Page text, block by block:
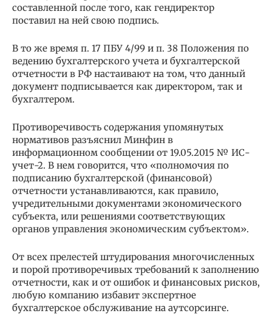
составленной после того, как гендиректор
поставил на ней свою подпись.
В то же время п. 17 ПБУ 4/99 и п. 38 Положения по
ведению бухгалтерского учета и бухгалтерской
отчетности в РФ настаивают на том, что данный
документ подписывается как директором, так и
бухгалтером.
Противоречивость содержания упомянутых
нормативов разъяснил Минфин в
информационном сообщении от 19.05.2015 № ИС-
учет-2. В нем говорится, что «полномочия по
подписанию бухгалтерской (финансовой)
отчетности устанавливаются, как правило,
учредительными документами экономического
субъекта, или решениями соответствующих
органов управления экономическим субъектом».
От всех прелестей штудирования многочисленных
и порой противоречивых требований к заполнению
отчетности, как и от ошибок и финансовых рисков,
любую компанию избавит экспертное
бухгалтерское обслуживание на аутсорсинге.